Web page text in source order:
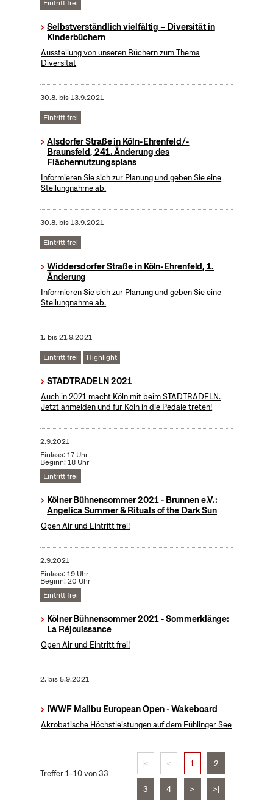
Eintritt frei
Selbstverständlich vielfältig – Diversität in
Kinderbüchern
Ausstellung von unseren Büchern zum Thema
Diversität
30.8. bis13.9.2021
Eintritt frei
Alsdorfer Straße in Köln-Ehrenfeld/-
Braunsfeld, 241. Änderung des
Flächennutzungsplans
Informieren Sie sich zur Planung und geben Sie eine
Stellungnahme ab.
30.8. bis13.9.2021
Eintritt frei
Widdersdorfer Straße in Köln-Ehrenfeld, 1.
Änderung
Informieren Sie sich zur Planung und geben Sie eine
Stellungnahme ab.
1. bis21.9.2021
Eintritt frei Highlight
STADTRADELN 2021
Auch in 2021 macht Köln mit beim STADTRADELN.
Jetzt anmelden und für Köln in die Pedale treten!
2.9.2021
Einlass: 17 Uhr
Beginn: 18 Uhr
Eintritt frei
Kölner Bühnensommer 2021 - Brunnen e.V.:
Angelica Summer & Rituals of the Dark Sun
Open Air und Eintritt frei!
2.9.2021
Einlass: 19 Uhr
Beginn: 20 Uhr
Eintritt frei
Kölner Bühnensommer 2021 - Sommerklänge:
La Réjouissance
Open Air und Eintritt frei!
2. bis5.9.2021
IWWF Malibu European Open - Wakeboard
Akrobatische Höchstleistungen auf dem Fühlinger See
Treffer 1–10 von 33
|< < 1 2
3 4 > >|